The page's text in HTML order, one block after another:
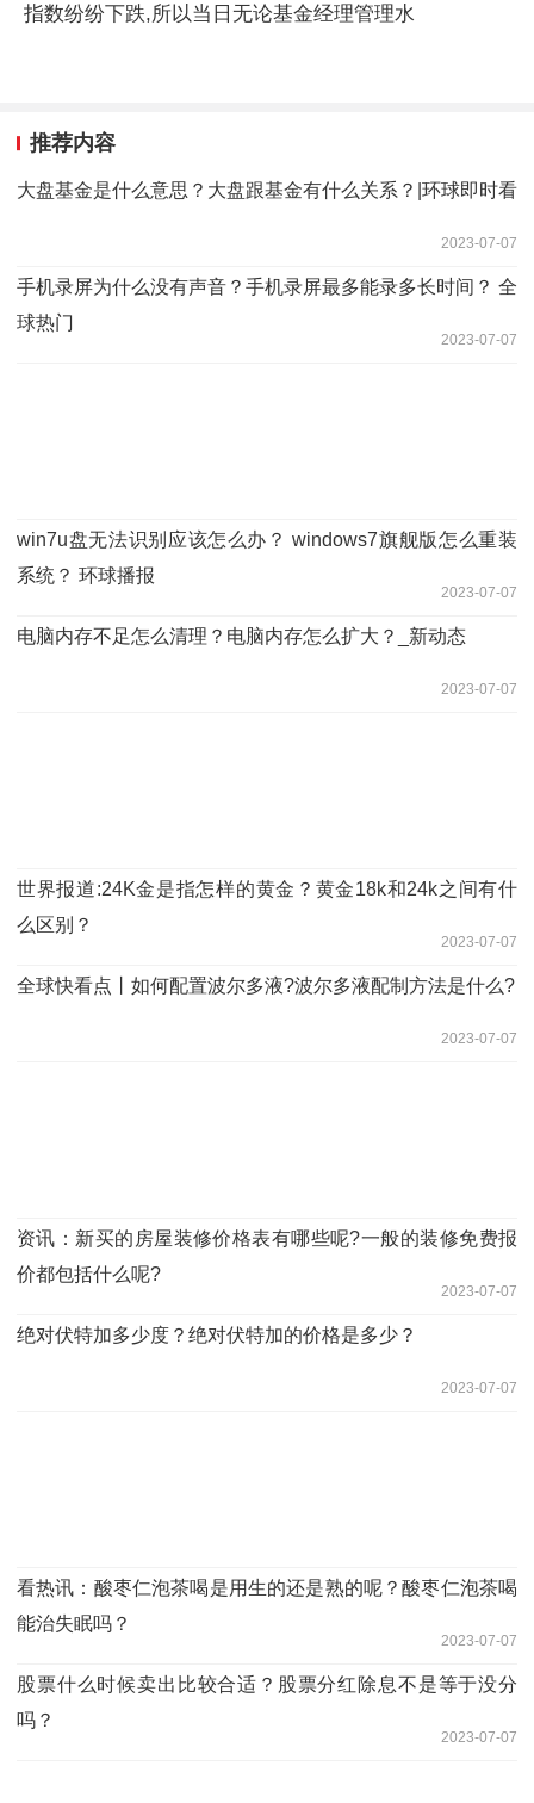
指数纷纷下跌,所以当日无论基金经理管理水
推荐内容
大盘基金是什么意思？大盘跟基金有什么关系？|环球即时看
2023-07-07
手机录屏为什么没有声音？手机录屏最多能录多长时间？ 全
球热门
2023-07-07
win7u盘无法识别应该怎么办？ windows7旗舰版怎么重装
系统？ 环球播报
2023-07-07
电脑内存不足怎么清理？电脑内存怎么扩大？_新动态
2023-07-07
世界报道:24K金是指怎样的黄金？黄金18k和24k之间有什
么区别？
2023-07-07
全球快看点丨如何配置波尔多液?波尔多液配制方法是什么?
2023-07-07
资讯：新买的房屋装修价格表有哪些呢?一般的装修免费报
价都包括什么呢?
2023-07-07
绝对伏特加多少度？绝对伏特加的价格是多少？
2023-07-07
看热讯：酸枣仁泡茶喝是用生的还是熟的呢？酸枣仁泡茶喝
能治失眠吗？
2023-07-07
股票什么时候卖出比较合适？股票分红除息不是等于没分
吗？
2023-07-07